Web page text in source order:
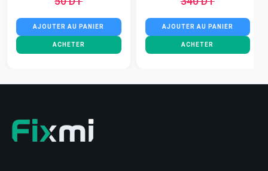
AJOUTER AU PANIER
ACHETER
AJOUTER AU PANIER
ACHETER